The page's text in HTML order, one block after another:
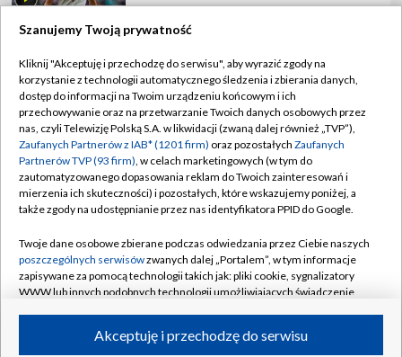
TVP
Abonament TVP
Sklep TVP
Biuro Reklamy
Oferta Handlowa
Emisja w TVP
Rada Programowa
Ogłoszenia przetargowe
Akademia Telewizyjna
Regulamin TVP
Polityka prywatności
Moje zgody
Biuro reklamy
Kanały
©2026 Telewizja Polska Spółka Akcyjna w likwidacji
Szanujemy Twoją prywatność
Kliknij "Akceptuję i przechodzę do serwisu", aby wyrazić zgody na
korzystanie z technologii automatycznego śledzenia i zbierania danych,
dostęp do informacji na Twoim urządzeniu końcowym i ich
przechowywanie oraz na przetwarzanie Twoich danych osobowych przez
nas, czyli Telewizję Polską S.A. w likwidacji (zwaną dalej również „TVP”),
Zaufanych Partnerów z IAB* (1201 firm) oraz pozostałych Zaufanych
Partnerów TVP (93 firm), w celach marketingowych (w tym do
zautomatyzowanego dopasowania reklam do Twoich zainteresowań i
mierzenia ich skuteczności) i pozostałych, które wskazujemy poniżej, a
także zgody na udostępnianie przez nas identyfikatora PPID do Google.
Twoje dane osobowe zbierane podczas odwiedzania przez Ciebie naszych
poszczególnych serwisówzwanych dalej „Portalem”, w tym informacje
zapisywane za pomocą technologii takich jak: pliki cookie, sygnalizatory
WWW lub innych podobnych technologii umożliwiających świadczenie
ruchu w Internecie.Akceptuję i przechodzę do serwisu